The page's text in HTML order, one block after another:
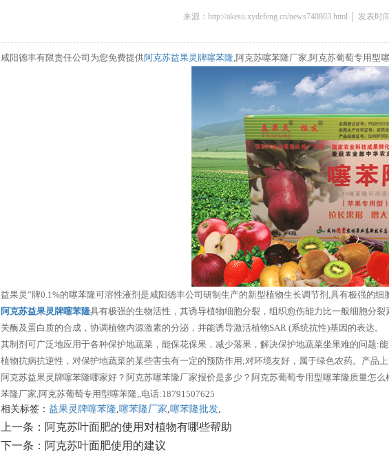
来源：http://akesu.xydefeng.cn/news740803.html │ 发表时
咸阳德丰有限责任公司为您免费提供阿克苏益果灵牌噻苯隆,阿克苏噻苯隆厂家,阿克苏葡萄专用型
益果灵”牌0.1%的噻苯隆可溶性液剂是咸阳德丰公司研制生产的新型植物生长调节剂,具有极强的
阿克苏益果灵牌噻苯隆具有极强的生物活性，其诱导植物细胞分裂，组织愈伤能力比一般细胞分
关酶及蛋白质的合成，协调植物内源激素的分泌，并能诱导激活植物SAR (系统抗性)基因的表达。
其制剂可广泛地应用于各种保护地蔬菜，能保花保果，减少落果，解决保护地蔬菜坐果难的问题:
植物抗病抗逆性，对保护地蔬菜的某些害虫有一定的预防作用;对环境友好，属于绿色农药。产品上
阿克苏益果灵牌噻苯隆哪家好？阿克苏噻苯隆厂家报价是多少？阿克苏葡萄专用型噻苯隆质量怎
苯隆厂家,阿克苏葡萄专用型噻苯隆,,电话:18791507625
相关标签： 益果灵牌噻苯隆,噻苯隆厂家,噻苯隆批发,
上一条： 阿克苏叶面肥的使用对植物有哪些帮助
下一条： 阿克苏叶面肥使用的建议